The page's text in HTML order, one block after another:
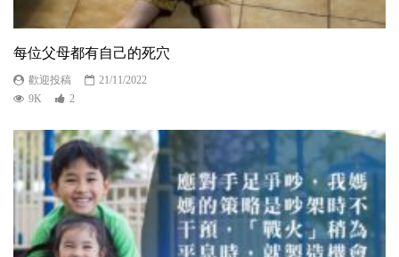
每位父母都有自己的死穴
歡迎投稿
21/11/2022
9K
2